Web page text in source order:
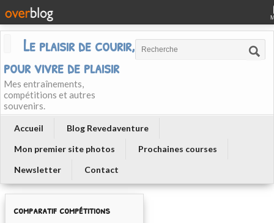
Le plaisir de courir, courir
pour vivre de plaisir
Mes entraînements,
compétitions et autres
souvenirs.
Accueil
Blog Revedaventure
Mon premier site photos
Prochaines courses
Newsletter
Contact
comparatif compétitions